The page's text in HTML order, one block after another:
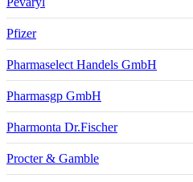
Pfizer
Pharmaselect Handels GmbH
Pharmasgp GmbH
Pharmonta Dr.Fischer
Procter & Gamble